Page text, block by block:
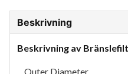
Beskrivning
Beskrivning av
Outer Diameter